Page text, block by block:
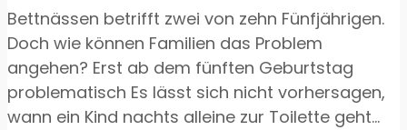
Bettnässen betrifft zwei von zehn Fünfjährigen.
Doch wie können Familien das Problem
angehen? Erst ab dem fünften Geburtstag
problematisch Es lässt sich nicht vorhersagen,
wann ein Kind nachts alleine zur Toilette geht...